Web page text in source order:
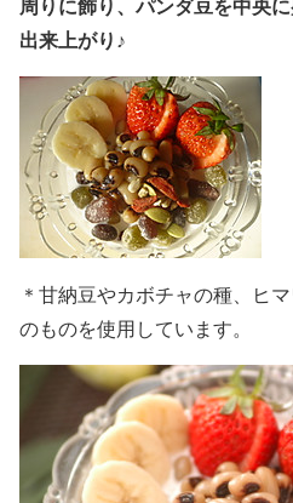
周りに飾り、パンダ豆を中央
出来上がり♪
＊甘納豆やカボチャの種、ヒ
のものを使用しています。